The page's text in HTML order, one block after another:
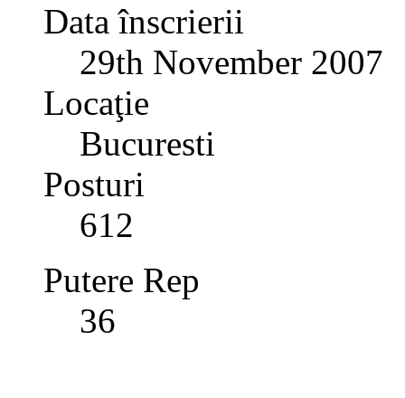
Data înscrierii
29th November 2007
Locaţie
Bucuresti
Posturi
612
Putere Rep
36